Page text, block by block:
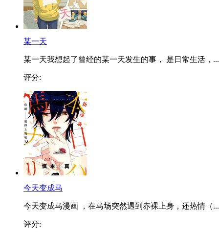
某一天
某一天我想起了曾经的某一天发生的事， 是日常生活，...
评分:
今天变成马
今天变成马漫画 ，在马场突然遇到赤裸上身，还热情（...
评分: